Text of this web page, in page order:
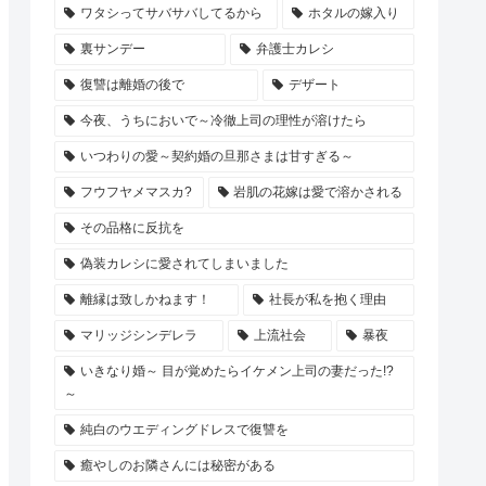
ワタシってサバサバしてるから ホタルの嫁入り
裏サンデー 弁護士カレシ
復讐は離婚の後で デザート
今夜、うちにおいで～冷徹上司の理性が溶けたら
いつわりの愛～契約婚の旦那さまは甘すぎる～
フウフヤメマスカ? 岩肌の花嫁は愛で溶かされる
その品格に反抗を
偽装カレシに愛されてしまいました
離縁は致しかねます！ 社長が私を抱く理由
マリッジシンデレラ 上流社会 暴夜
いきなり婚～ 目が覚めたらイケメン上司の妻だった!?
～
純白のウエディングドレスで復讐を
癒やしのお隣さんには秘密がある